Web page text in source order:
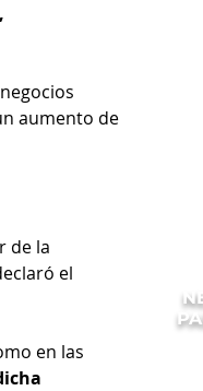
aumento de
de la
el
en las